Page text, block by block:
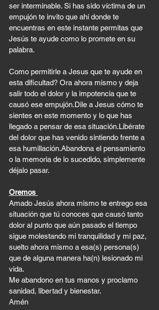
ser interminable. Si has sido víctima de un
empujón te invito que ahí donde te
encuentras en este instante permitas que
Jesús te ayude como lo promete en su
palabra.
Como permitirle a Jesus que te ayude en
esta dificultad? Ora ahora mismo y deja
salir todo el dolor y la impotencia que te
causó ese empujón.Dile a Jesus cómo te
sientes en este momento y lo que has
llegado a pensar de esa situación.Libérate
del dolor que has venido sintiendo frente a
esa humillación.Abandona el pensamiento
o la memoria de lo sucedido, simplemente
déjalo pasar.
Oremos
Amado Jesús ahora mismo te entrego esa
situación que tú conoces que causó tanto
dolor al punto que aún pasado el tiempo
sigue molestando mi tranquilidad y mi paz,
suelto ahora mismo a esa(s) persona(s)
que de alguna manera ha(n) lesionado mi
vida.
Me abandono en tus manos y proclamo
sanidad, libertad y bienestar.
Amén